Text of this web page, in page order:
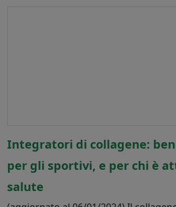
Integratori di collagene:
per gli sportivi, e per chi è
salute